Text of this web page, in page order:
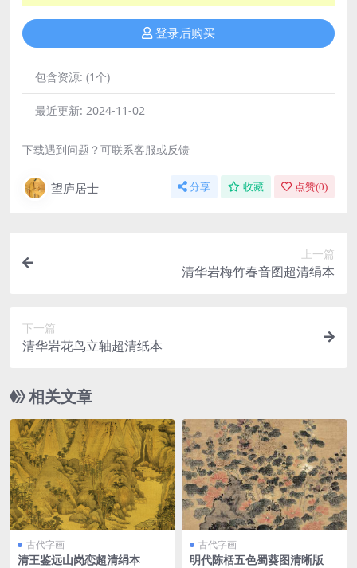
登录后购买
包含资源: (1个)
最近更新: 2024-11-02
下载遇到问题？可联系客服或反馈
望庐居士 分享 收藏 点赞(0)
上一篇
清华岩梅竹春音图超清绢本
下一篇
清华岩花鸟立轴超清纸本
相关文章
古代字画
清王鉴远山岗恋超清绢本
古代字画
明代陈栝五色蜀葵图清晰版